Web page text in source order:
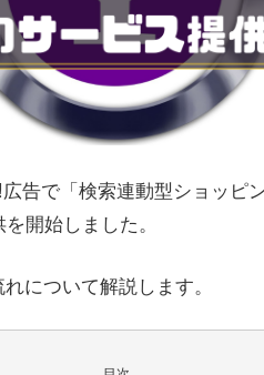
告で「検索連動型ショッピ
開始しました。
について解説します。